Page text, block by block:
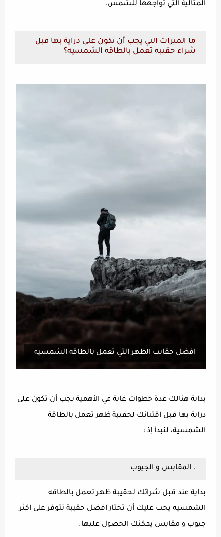
المثالية التي تواجهها للشمس.
ما الميزات التي يجب أن تكون على دراية بها قبل
شراء حقيبه تعمل بالطاقه الشمسيه؟
افضل حقاىب الظهر التي تعمل بالطاقه الشمسيه
بداية هنالك عدة خطوات غاية في الأهمية يجب أن تكون على
دراية بها قبل اقتنائك لحقيبة ظهر تعمل بالطاقة
الشمسية، لنبدأ إذ :
. المقابس و الجيوب
بداية عند قبل شرائك لحقيبة ظهر تعمل بالطاقه
الشمسيه يجب عليك أن تختار افضل حقيبة تتوفر على اكثر
جيوب و مقابس يمكنك الحصول عليها.